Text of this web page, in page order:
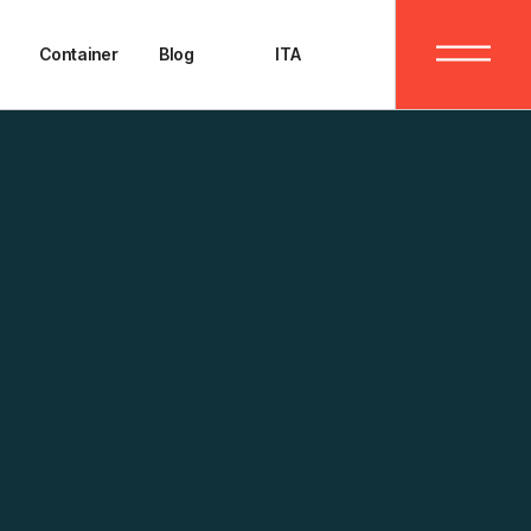
Container Blog ITA
ENG